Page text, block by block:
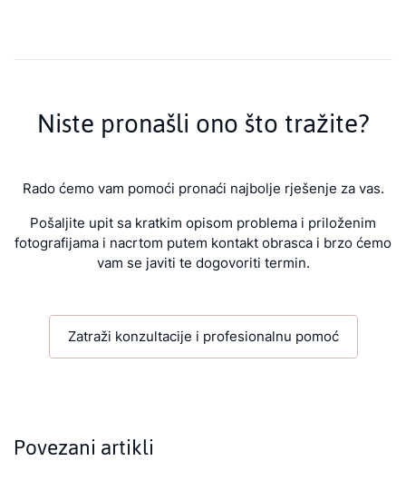
Niste pronašli ono što tražite?
Rado ćemo vam pomoći pronaći najbolje rješenje za vas.
Pošaljite upit sa kratkim opisom problema i priloženim
fotografijama i nacrtom putem kontakt obrasca i brzo ćemo
vam se javiti te dogovoriti termin.
Zatraži konzultacije i profesionalnu pomoć
Povezani artikli